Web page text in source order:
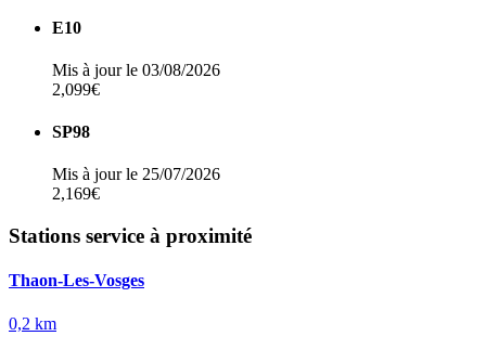
E10
Mis à jour le 03/08/2026
2,099€
SP98
Mis à jour le 25/07/2026
2,169€
Stations service à proximité
Thaon-Les-Vosges
0,2 km